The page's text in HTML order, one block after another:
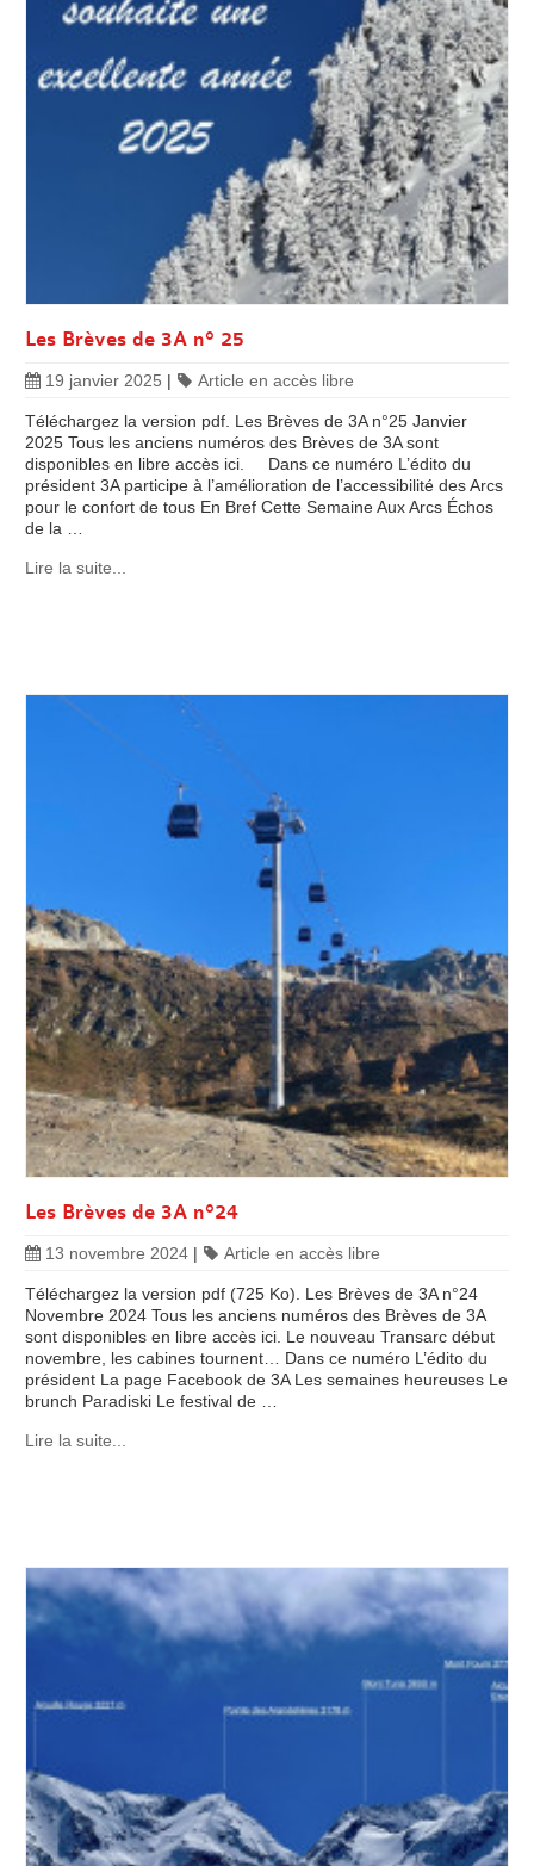
Les Brèves de 3A n° 25
19 janvier 2025 | Article en accès libre
Téléchargez la version pdf. Les Brèves de 3A n°25 Janvier
2025 Tous les anciens numéros des Brèves de 3A sont
disponibles en libre accès ici. Dans ce numéro L’édito du
président 3A participe à l’amélioration de l’accessibilité des Arcs
pour le confort de tous En Bref Cette Semaine Aux Arcs Échos
de la …
Lire la suite...
Les Brèves de 3A n°24
13 novembre 2024 | Article en accès libre
Téléchargez la version pdf (725 Ko). Les Brèves de 3A n°24
Novembre 2024 Tous les anciens numéros des Brèves de 3A
sont disponibles en libre accès ici. Le nouveau Transarc début
novembre, les cabines tournent… Dans ce numéro L’édito du
président La page Facebook de 3A Les semaines heureuses Le
brunch Paradiski Le festival de …
Lire la suite...